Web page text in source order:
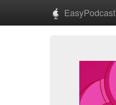
EasyPodcast